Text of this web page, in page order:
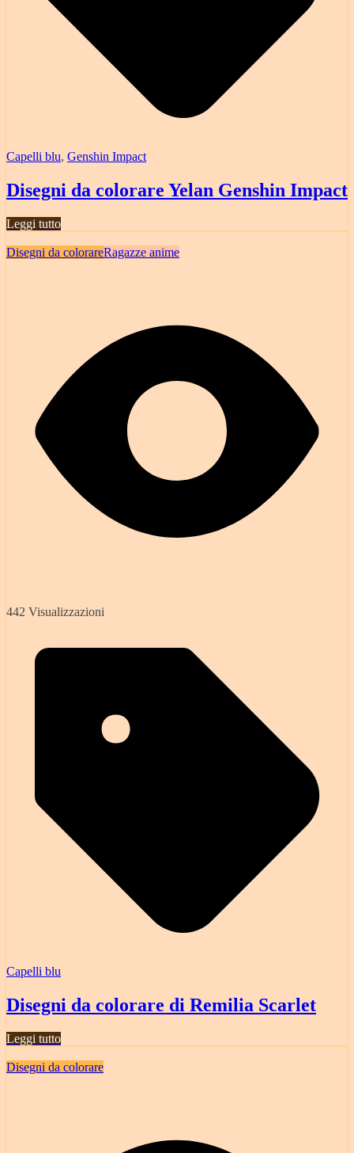
Capelli blu, Genshin Impact
Disegni da colorare Yelan Genshin Impact
Leggi tutto
Disegni da colorareRagazze anime
442 Visualizzazioni
Capelli blu
Disegni da colorare di Remilia Scarlet
Leggi tutto
Disegni da colorare